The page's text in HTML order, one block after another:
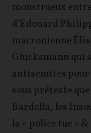
monstrueux
d’Édouard
macronienne
Glucksmann qui
antisémites pour
sous prétexte
Bardella, les
la « police tue »